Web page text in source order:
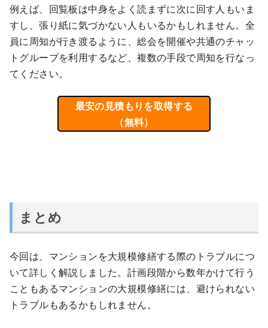
例えば、回覧板は中身をよく読まずに次に回す人もいま
すし、張り紙に気づかない人もいるかもしれません。全
員に周知が行き渡るように、総会を開催や共通のチャッ
トグループを利用するなど、複数の手段で周知を行なっ
てください。
最安の見積もりを取得する
（無料）
まとめ
今回は、マンションを大規模修繕する際のトラブルにつ
いて詳しく解説しました。計画段階から数年かけて行う
こともあるマンションの大規模修繕には、避けられない
トラブルもあるかもしれません。